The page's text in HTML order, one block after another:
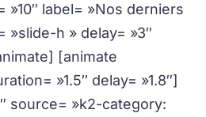
»10″ label= »Nos derniers
»slide-h » delay= »3″
[animate
»1.5″ delay= »1.8″]
source= »k2-category: